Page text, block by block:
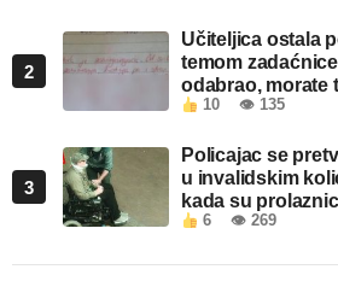
2
Učiteljica ostala
temom
odabrao, morate
10 👁 135
3
Policajac se
u invalidskim
kada su
6 👁 269